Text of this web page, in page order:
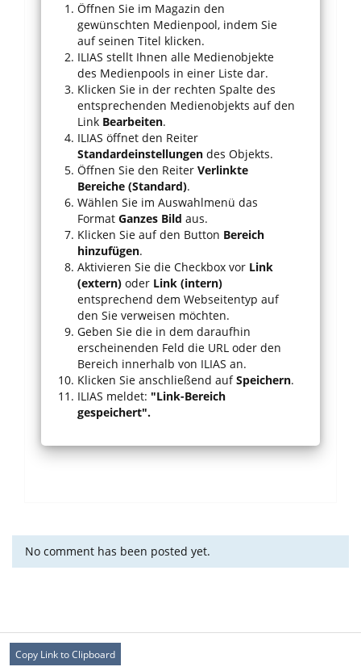
Öffnen Sie im Magazin den
gewünschten Medienpool, indem Sie
auf seinen Titel klicken.
ILIAS stellt Ihnen alle Medienobjekte
des Medienpools in einer Liste dar.
Klicken Sie in der rechten Spalte des
entsprechenden Medienobjekts auf den
Link Bearbeiten.
ILIAS öffnet den Reiter
Standardeinstellungen des Objekts.
Öffnen Sie den Reiter Verlinkte
Bereiche (Standard).
Wählen Sie im Auswahlmenü das
Format Ganzes Bild aus.
Klicken Sie auf den Button Bereich
hinzufügen.
Aktivieren Sie die Checkbox vor Link
(extern) oder Link (intern)
entsprechend dem Webseitentyp auf
den Sie verweisen möchten.
Geben Sie die in dem daraufhin
erscheinenden Feld die URL oder den
Bereich innerhalb von ILIAS an.
Klicken Sie anschließend aufSpeichern.
ILIAS meldet: "Link-Bereich
gespeichert".
No comment has been posted yet.
Copy Link to Clipboard